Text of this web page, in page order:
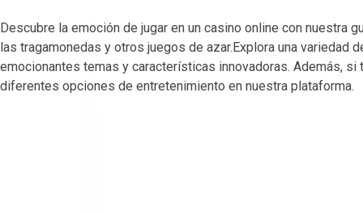
Descubre la emoción de jugar en un casino online con nuestra
las tragamonedas y otros juegos de azar.Explora una variedad
emocionantes temas y características innovadoras. Además,
diferentes opciones de entretenimiento en nuestra plataforma.